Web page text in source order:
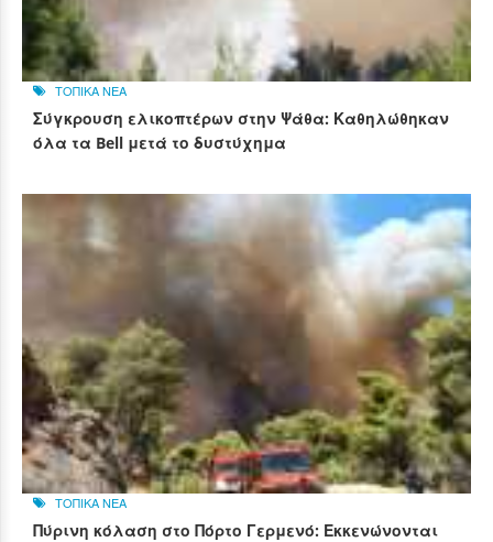
ΤΟΠΙΚΑ ΝΕΑ
Σύγκρουση ελικοπτέρων στην Ψάθα: Καθηλώθηκαν
όλα τα Bell μετά το δυστύχημα
ΤΟΠΙΚΑ ΝΕΑ
Πύρινη κόλαση στο Πόρτο Γερμενό: Εκκενώνονται